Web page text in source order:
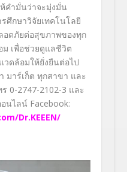
ห้คำมั่นว่าจะมุ่งมั่น
ศึกษาวิจัยเทคโนโลยี
อดภัยต่อสุขภาพของทุก
ม เพื่อช่วยดูแลชีวิต
วดล้อมให้ยั่งยืนต่อไป
มาร์เก็ต ทุกสาขา และ
0-2747-2102-3 และ
นไลน์ Facebook:
Dr.KEEEN/